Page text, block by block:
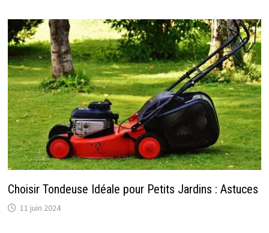
Choisir Tondeuse Idéale pour Petits Jardins : Astuces
11 juin 2024